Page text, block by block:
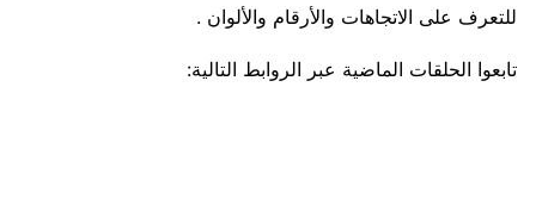
للتعرف على الاتجاهات والأرقام والألوان .
تابعوا الحلقات الماضية عبر الروابط التالية: